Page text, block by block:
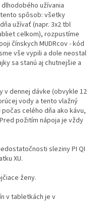
užívania
spôsob: všetky
užívať (napr. 3x2 tbl
celkom), rozpustíme
čínskych MUDRcov - kód
vše vypili a dole neostal
sa stanú aj chutnejšie a
dennej dávke (obvykle 12
vody a tento vlažný
celého dňa ako kávu,
požitím nápoja je vždy
sleziny PI QI
XU.
ženy.
v tabletkách je v